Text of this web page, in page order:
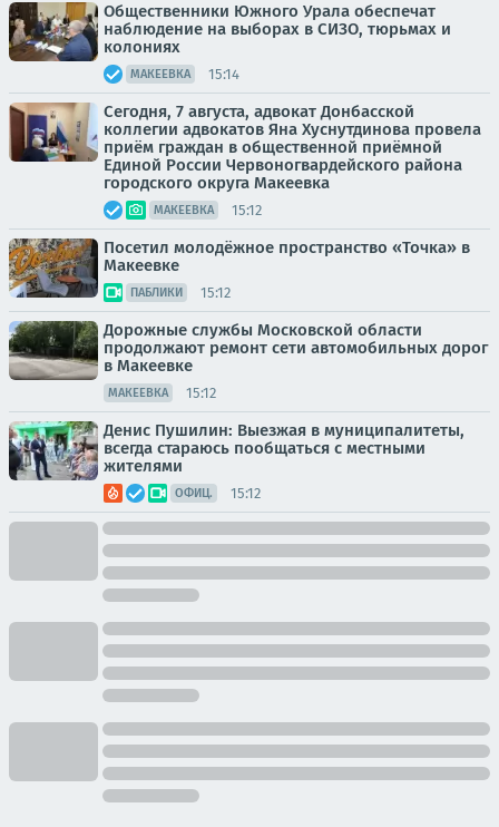
Общественники Южного Урала обеспечат
наблюдение на выборах в СИЗО, тюрьмах и
колониях
МАКЕЕВКА 15:14
Сегодня, 7 августа, адвокат Донбасской
коллегии адвокатов Яна Хуснутдинова провела
приём граждан в общественной приёмной
Единой России Червоногвардейского района
городского округа Макеевка
МАКЕЕВКА 15:12
Посетил молодёжное пространство «Точка» в
Макеевке
ПАБЛИКИ 15:12
Дорожные службы Московской области
продолжают ремонт сети автомобильных дорог
в Макеевке
МАКЕЕВКА 15:12
Денис Пушилин: Выезжая в муниципалитеты,
всегда стараюсь пообщаться с местными
жителями
ОФИЦ. 15:12